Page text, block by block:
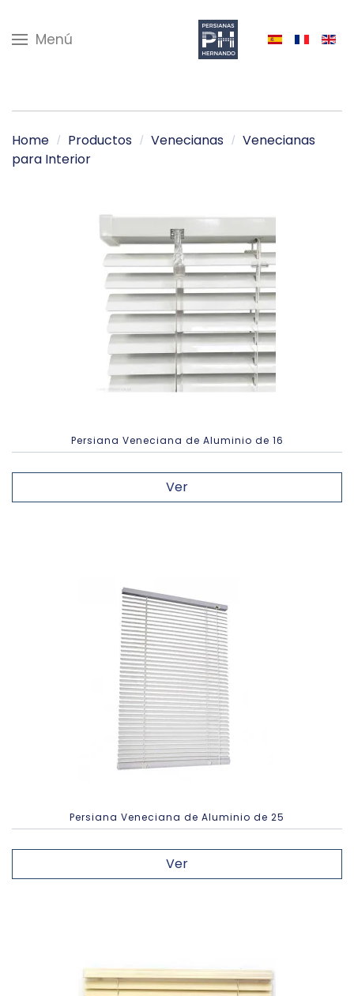
Menú
Home Productos Venecianas
Venecianas
para Interior
Persiana Veneciana de Aluminio de 16
Ver
Persiana Veneciana de Aluminio de 25
Ver